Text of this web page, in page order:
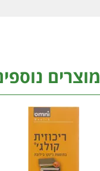
מוצרים